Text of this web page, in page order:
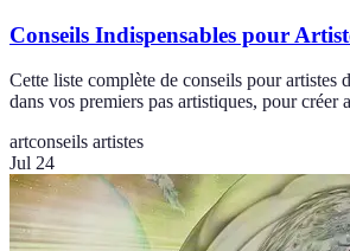
Conseils Indispensables pour
Cette liste complète de conseils pour artistes
dans vos premiers pas artistiques, pour créer
artconseils artistes
Jul 24